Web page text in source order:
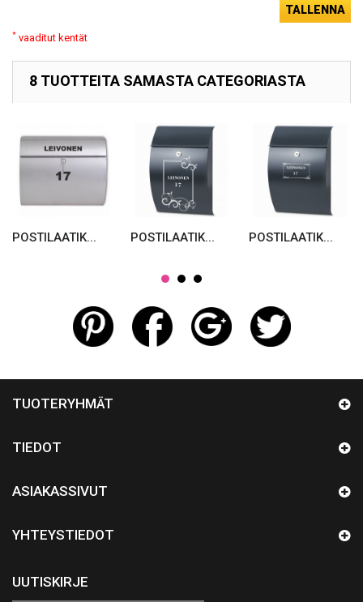
TALLENNA
* vaaditut kentät
8 TUOTTEITA SAMASTA CATEGORIASTA
POSTILAATIK... POSTILAATIK... POSTILAATIK...
TUOTERYHMÄT
TIEDOT
ASIAKASSIVUT
YHTEYSTIEDOT
UUTISKIRJE